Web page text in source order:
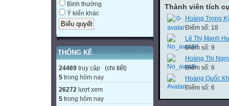
Bình thường
Ý kiến khác
THỐNG KÊ
24469 truy cập (chi tiết)
5 trong hôm nay
26272 lượt xem
5 trong hôm nay
Thành viên tích
Hoàng Trọng
Điểm số: 18
Lê Thị Mạnh
Điểm số: 9
Hoàng Thị
Điểm số: 6
Hoàng Quốc
Điểm số: 6